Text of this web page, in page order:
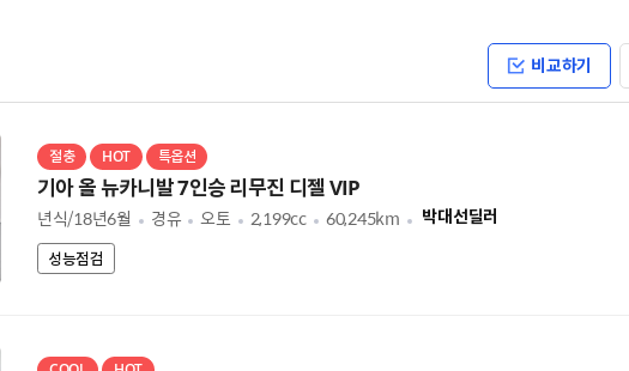
비교하기
절충 HOT 특옵션
기아 올 뉴카니발 7인승 리무진 디젤 VIP
년식/18년6월 경유 오토 2,199cc 60,245km 박대선딜러
성능점검